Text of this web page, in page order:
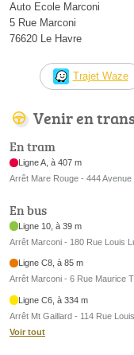
Auto Ecole Marconi
5 Rue Marconi
76620 Le Havre
Trajet Waze
Venir en
En tram
Ligne A, à 407 m
Arrêt Mare Rouge - 444
En bus
Ligne 10, à 39 m
Arrêt Marconi - 180 Rue Louis
Ligne C8, à 85 m
Arrêt Marconi - 6 Rue Maurice
Ligne C6, à 334 m
Arrêt Mt Gaillard - 114 Rue
Voir tout